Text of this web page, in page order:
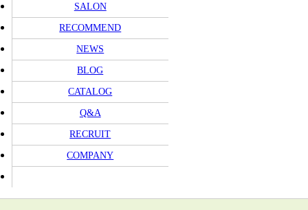
SALON
RECOMMEND
NEWS
BLOG
CATALOG
Q&A
RECRUIT
COMPANY